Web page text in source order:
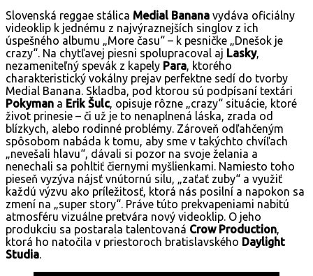
Slovenská reggae stálica Medial Banana vydáva oficiálny
videoklip k jednému z najvýraznejších singlov z ich
úspešného albumu „More času“ – k pesničke „Dnešok je
crazy“. Na chytľavej piesni spolupracoval aj Lasky,
nezameniteľný spevák z kapely Para, ktorého
charakteristický vokálny prejav perfektne sedí do tvorby
Medial Banana. Skladba, pod ktorou sú podpísaní textári
Pokyman a Erik Šulc, opisuje rôzne „crazy“ situácie, ktoré
život prinesie – či už je to nenaplnená láska, zrada od
blízkych, alebo rodinné problémy. Zároveň odľahčeným
spôsobom nabáda k tomu, aby sme v takýchto chvíľach
„nevešali hlavu“, dávali si pozor na svoje želania a
nenechali sa pohltiť čiernymi myšlienkami. Namiesto toho
pieseň vyzýva nájsť vnútornú silu, „zaťať zuby“ a využiť
každú výzvu ako príležitosť, ktorá nás posilní a napokon sa
zmení na „super story“. Práve túto prekvapeniami nabitú
atmosféru vizuálne pretvára nový videoklip. O jeho
produkciu sa postarala talentovaná Crow Production,
ktorá ho natočila v priestoroch bratislavského Daylight
Studia.